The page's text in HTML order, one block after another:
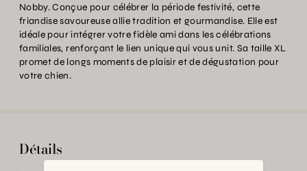
Nobby. Conçue pour célébrer la période festivité, cette
friandise savoureuse allie tradition et gourmandise. Elle est
idéale pour intégrer votre fidèle ami dans les célébrations
familiales, renforçant le lien unique qui vous unit. Sa taille XL
promet de longs moments de plaisir et de dégustation pour
votre chien.
Détails